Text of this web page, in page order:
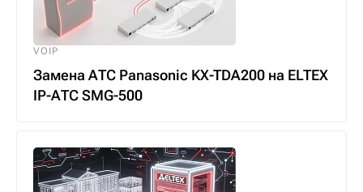
VOIP
Замена АТС Panasonic KX-TDA200 на ELTEX
IP-АТС SMG-500